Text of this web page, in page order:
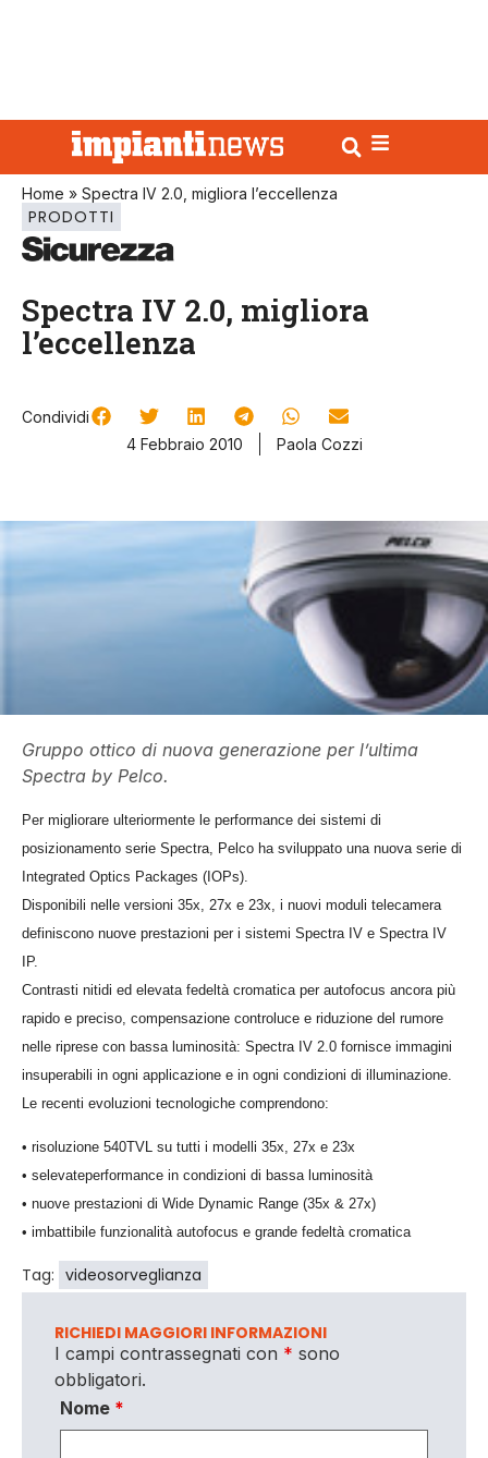
Home » Spectra IV 2.0, migliora l’eccellenza
PRODOTTI
Spectra IV 2.0, migliora
l’eccellenza
Condividi
4 Febbraio 2010
Paola Cozzi
Gruppo ottico di nuova generazione per l’ultima
Spectra by Pelco.
Per migliorare ulteriormente le performance dei sistemi di
posizionamento serie Spectra, Pelco ha sviluppato una nuova serie di
Integrated Optics Packages (IOPs).
Disponibili nelle versioni 35x, 27x e 23x, i nuovi moduli telecamera
definiscono nuove prestazioni per i sistemi Spectra IV e Spectra IV
IP.
Contrasti nitidi ed elevata fedeltà cromatica per autofocus ancora più
rapido e preciso, compensazione controluce e riduzione del rumore
nelle riprese con bassa luminosità: Spectra IV 2.0 fornisce immagini
insuperabili in ogni applicazione e in ogni condizioni di illuminazione.
Le recenti evoluzioni tecnologiche comprendono:
• risoluzione 540TVL su tutti i modelli 35x, 27x e 23x
• selevateperformance in condizioni di bassa luminosità
• nuove prestazioni di Wide Dynamic Range (35x & 27x)
• imbattibile funzionalità autofocus e grande fedeltà cromatica
Tag: videosorveglianza
RICHIEDI MAGGIORI INFORMAZIONI
I campi contrassegnati con * sono
obbligatori.
Nome *